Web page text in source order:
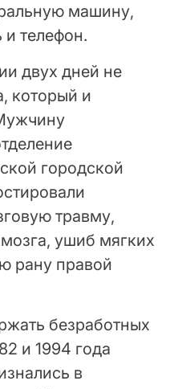
машину,
и телефон.
двух дней не
который и
городской
травму,
ушиб мягких
рану правой
безработных
и 1994 года
в